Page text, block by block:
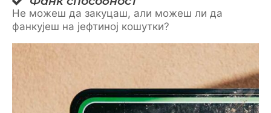
Не можеш да закуцаш, али можеш ли да
фанкујеш на јефтиној кошутки?